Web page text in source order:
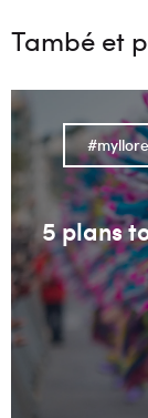
També et
5 plans